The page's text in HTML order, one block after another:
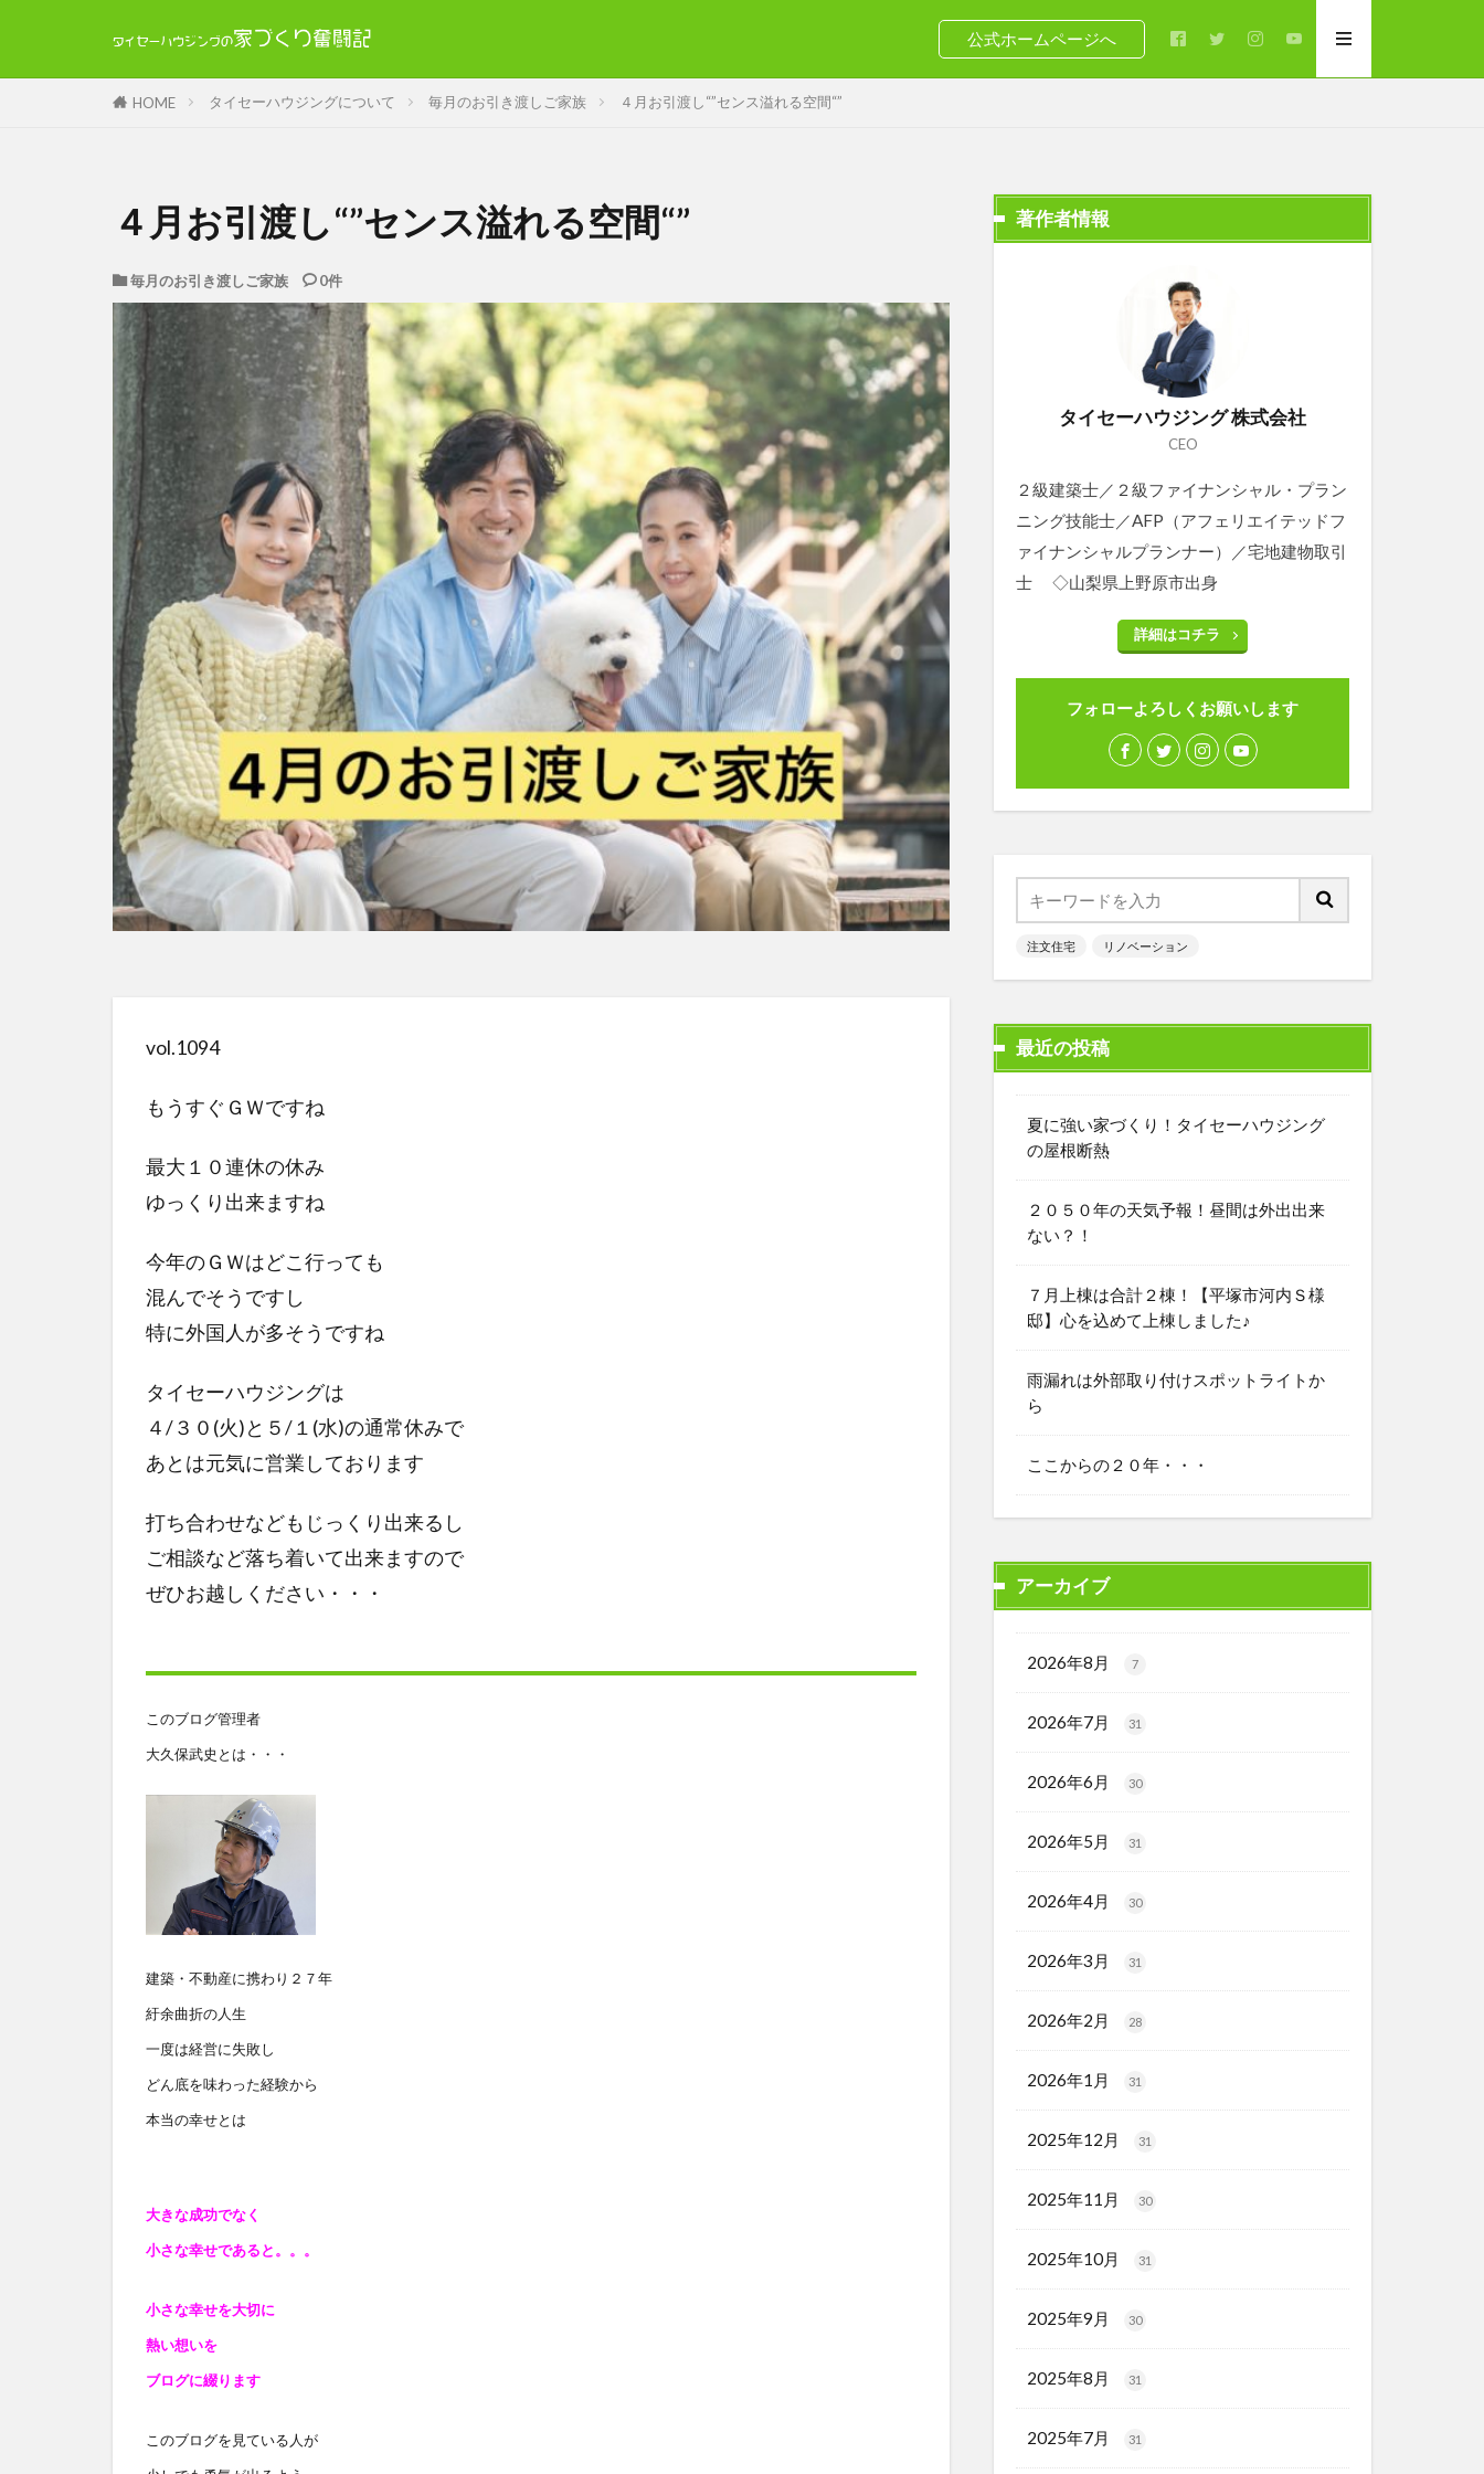
公式ホームページへ
HOME タイセーハウジングについて 毎月のお引き渡しご家族 ４月お引渡し“”センス溢れる空間“”
４月お引渡し“”センス溢れる空間“”
毎月のお引き渡しご家族 0件
vol.1094
もうすぐＧＷですね
最大１０連休の休み
ゆっくり出来ますね
今年のＧＷはどこ行っても
混んでそうですし
特に外国人が多そうですね
タイセーハウジングは
４/３０(火)と５/１(水)の通常休みで
あとは元気に営業しております
打ち合わせなどもじっくり出来るし
ご相談など落ち着いて出来ますので
ぜひお越しください・・・
このブログ管理者
大久保武史とは・・・
建築・不動産に携わり２７年
紆余曲折の人生
一度は経営に失敗し
どん底を味わった経験から
本当の幸せとは
大きな成功でなく
小さな幸せであると。。。
小さな幸せを大切に
熱い想いを
ブログに綴ります
このブログを見ている人が
著作者情報
タイセーハウジング 株式会社
CEO
２級建築士／２級ファイナンシャル・プラン
ニング技能士／AFP（アフェリエイテッドフ
ァイナンシャルプランナー）／宅地建物取引
士 ◇山梨県上野原市出身
詳細はコチラ
フォローよろしくお願いします
注文住宅 リノベーション
最近の投稿
夏に強い家づくり！タイセーハウジング
の屋根断熱
２０５０年の天気予報！昼間は外出出来
ない？！
７月上棟は合計２棟！【平塚市河内Ｓ様
邸】心を込めて上棟しました♪
雨漏れは外部取り付けスポットライトか
ら
ここからの２０年・・・
アーカイブ
2026年8月 7
2026年7月 31
2026年6月 30
2026年5月 31
2026年4月 30
2026年3月 31
2026年2月 28
2026年1月 31
2025年12月 31
2025年11月 30
2025年10月 31
2025年9月 30
2025年8月 31
2025年7月 31